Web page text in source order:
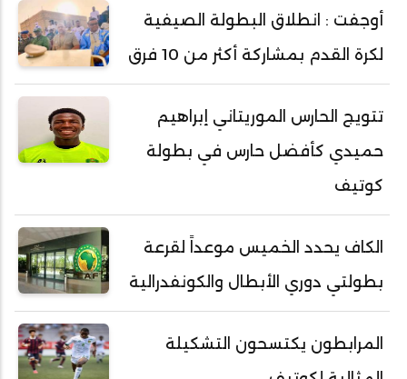
أوجفت : انطلاق البطولة الصيفية
لكرة القدم بمشاركة أكثر من 10 فرق
تتويج الحارس الموريتاني إبراهيم
حميدي كأفضل حارس في بطولة
كوتيف
الكاف يحدد الخميس موعداً لقرعة
بطولتي دوري الأبطال والكونفدرالية
المرابطون يكتسحون التشكيلة